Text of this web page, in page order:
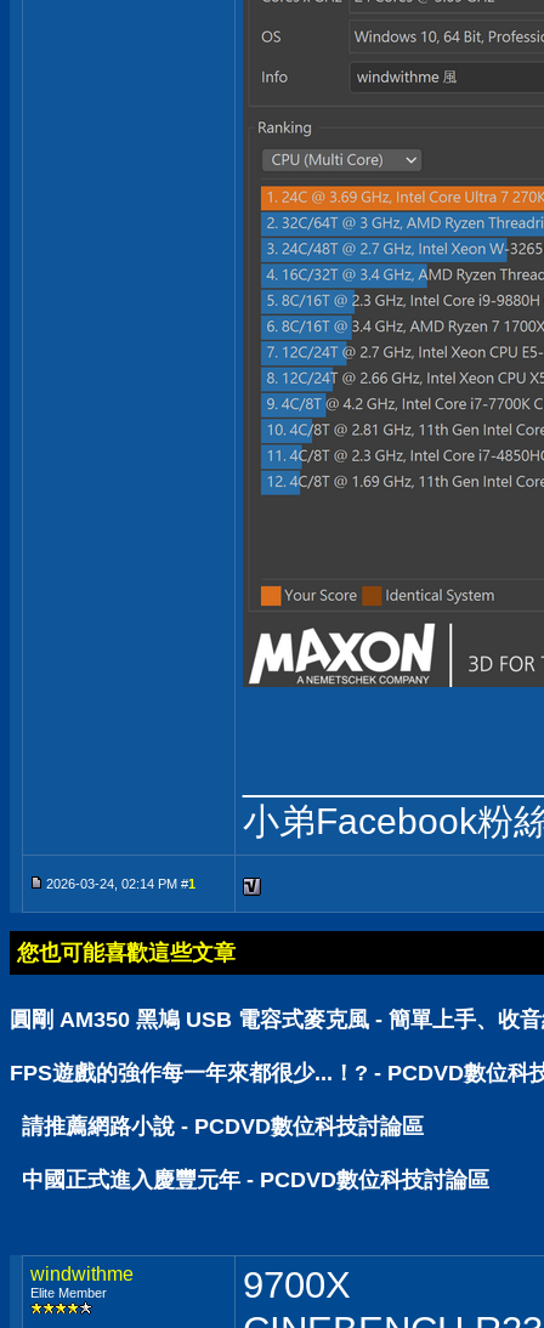
小弟Facebook粉
2026-03-24, 02:14 PM #1
您也可能喜歡這些文章
圓剛 AM350 黑鳩 USB 電容式麥克風 - 簡單上手、收
FPS遊戲的強作每一年來都很少...！? - PCDVD數位科
請推薦網路小說 - PCDVD數位科技討論區
中國正式進入慶豐元年 - PCDVD數位科技討論區
windwithme
Elite Member
9700X